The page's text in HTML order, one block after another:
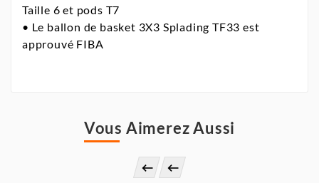
Taille 6 et pods T7
• Le ballon de basket 3X3 Splading TF33 est
approuvé FIBA
Vous Aimerez Aussi
 